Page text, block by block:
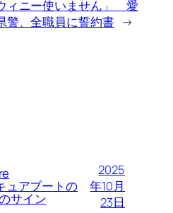
ィニー使いません」 愛
警、全職員に誓約書 →
ュアブートの
サイン
2025
年10月
23日